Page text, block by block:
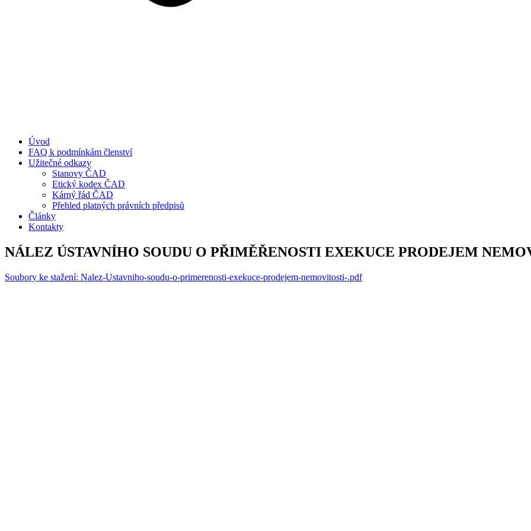
Úvod
FAQ k podmínkám členství
Užitečné odkazy
Stanovy ČAD
Etický kodex ČAD
Kárný řád ČAD
Přehled platných právních předpisů
Články
Kontakty
NÁLEZ ÚSTAVNÍHO SOUDU O PŘIMĚŘENOSTI EXEKUCE PRODEJEM
Soubory ke stažení: Nalez-Ustavniho-soudu-o-primerenosti-exekuce-prodejem-nemovitosti-.pdf